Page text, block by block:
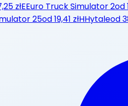
złEEuro Truck Simulator 2od
25od19,41 złHHytaleod